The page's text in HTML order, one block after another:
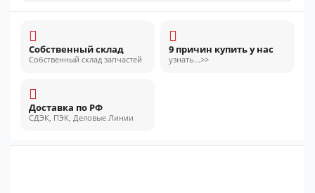
Собственный склад
Собственный склад запчастей
9 причин купить у нас
узнать...>>
Доставка по РФ
СДЭК, ПЭК, Деловые Линии